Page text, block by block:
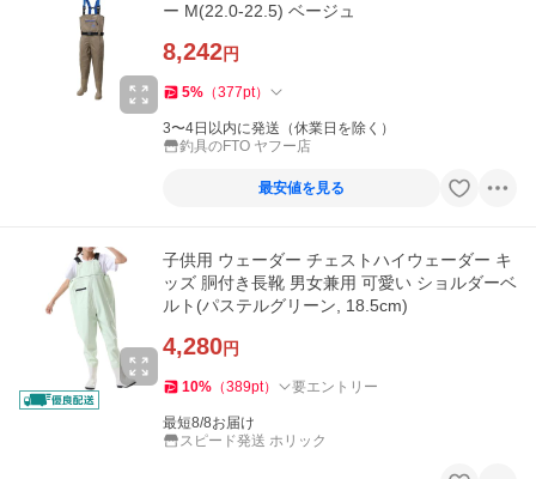
ー M(22.0-22.5) ベージュ
8,242円
5% （377pt）
3〜4日以内に発送（休業日を除く）
釣具のFTO ヤフー店
最安値を見る
子供用 ウェーダー チェストハイウェーダー キ
ッズ 胴付き長靴 男女兼用 可愛い ショルダーベ
ルト(パステルグリーン, 18.5cm)
4,280円
10% （389pt） 要エントリー
最短8/8お届け
スピード発送 ホリック